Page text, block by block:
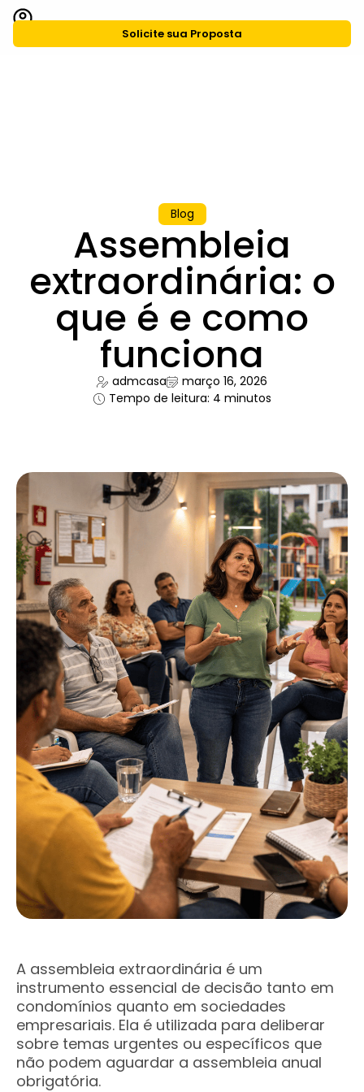
Solicite sua Proposta
Blog
Assembleia
extraordinária: o
que é e como
funciona
admcasa
março 16, 2026
Tempo de leitura: 4 minutos
A assembleia extraordinária é um
instrumento essencial de decisão tanto em
condomínios quanto em sociedades
empresariais. Ela é utilizada para deliberar
sobre temas urgentes ou específicos que
não podem aguardar a assembleia anual
obrigatória.